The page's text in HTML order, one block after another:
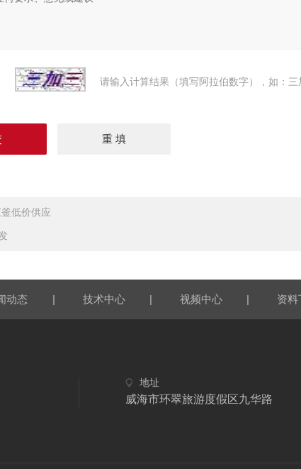
请输入计算结果（填写阿拉伯数字），如：三
低价供应
动态 | 技术中心 | 视频中心 | 资料
地址
威海市环翠旅游度假区九华路